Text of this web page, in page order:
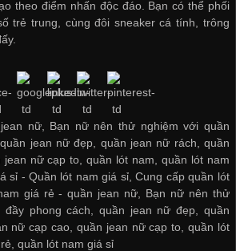
theo điểm nhấn độc đáo. Bạn có thể phối
trẻ trung, cùng đôi sneaker cá tính, trông
nữ, Bạn nữ nên thử nghiệm với quần
jean nữ đẹp, quần jean nữ rách, quần
nữ cạp to, quần lót nam, quần lót nam
sỉ - Quần lót nam giá sỉ,Cung cấp quần lót
giá rẻ -quần jean nữ
Bạn nữ nên thử
phong cách ,quần jean nữ đẹp
quần
nữ cạp cao quần jean nữ cạp to ,quần lót
,quần lót nam giá sỉ